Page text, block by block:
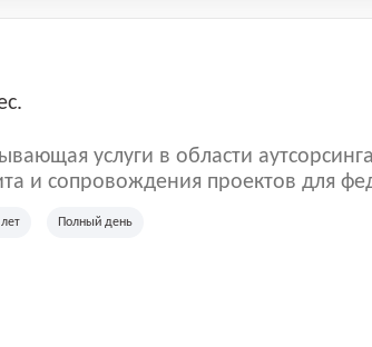
услуги в области
и сопровождения проектов для
и Беларуси, сотрудничая с
Полный день